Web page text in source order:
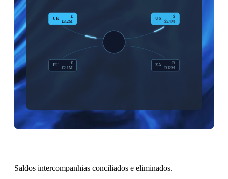
UK £
£3.2M
US $
$5.4M
EU €
€2.1M
ZA R
R12M
Saldos intercompanhias conciliados e eliminados.